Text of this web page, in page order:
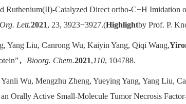
Ruthenium(II)-Catalyzed Direct ortho-C−H Imidation
Org. Lett.2021, 23, 3923−3927.(Highlightby Prof. P.
Yang Liu, Canrong Wu, Kaiyin Yang, Qiqi Wang,
， Bioorg. Chem.2021,110, 104788.
Wu, Mengzhu Zheng, Yueying Yang, Yang Liu,
Orally Active Small-Molecule Tumor Necrosis